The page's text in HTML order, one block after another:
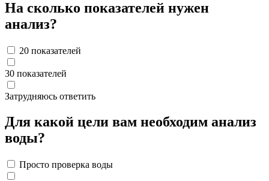
На сколько показателей нужен
анализ?
20 показателей
30 показателей
Затрудняюсь ответить
Для какой цели вам необходим анализ
воды?
Просто проверка воды